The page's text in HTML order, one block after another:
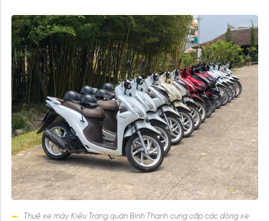
Thuê xe máy Kiều Trang quận Bình Thạnh cung cấp các dòng xe